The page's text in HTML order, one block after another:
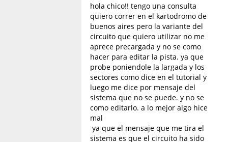
hola chico!! tengo una consulta
quiero correr en el kartodromo de
buenos aires pero la variante del
circuito que quiero utilizar no me
aprece precargada y no se como
hacer para editar la pista. ya que
probe poniendole la largada y los
sectores como dice en el tutorial y
luego me dice por mensaje del
sistema que no se puede. y no se
como editarlo. a lo mejor algo hice
mal
ya que el mensaje que me tira el
sistema es que el circuito ha sido